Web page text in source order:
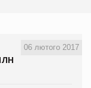
06 лютого 2017